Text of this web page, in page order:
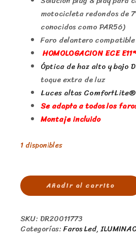
motocicleta redondos de
conocidos como PAR56)
Faro delantero compatible
HOMOLOGACION ECE
Óptica de haz alto y bajo
toque extra de luz
Luces altas ComfortLite®
Se adapta a todos los
Montaje incluido
1 disponibles
Añadir al carrito
SKU: DR20011773
Categorías:Faros Led,